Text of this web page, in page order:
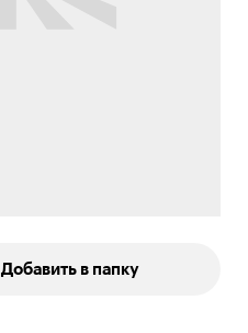
Добавить в папку